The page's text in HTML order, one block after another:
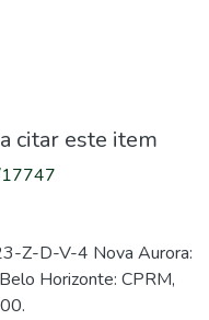
citar este item
17747
Z-D-V-4 Nova Aurora:
Horizonte: CPRM,